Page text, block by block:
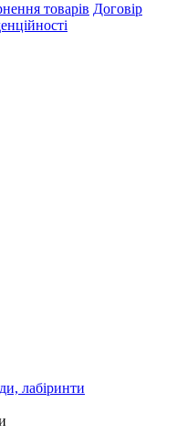
товарів Договір
лабіринти